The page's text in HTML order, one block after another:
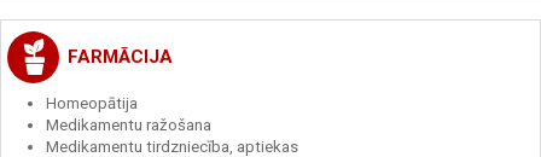
FARMĀCIJA
Homeopātija
Medikamentu ražošana
Medikamentu tirdzniecība, aptiekas